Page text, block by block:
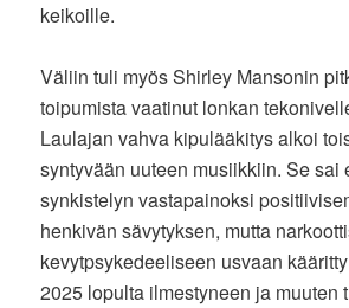
keikoille.
Väliin tuli myös Shirley Mansonin
toipumista vaatinut lonkan
Laulajan vahva kipulääkitys alkoi
syntyvään uuteen musiikkiin. Se sai
synkistelyn vastapainoksi
henkivän sävytyksen, mutta
kevytpsykedeeliseen usvaan
2025 lopulta ilmestyneen ja muuten